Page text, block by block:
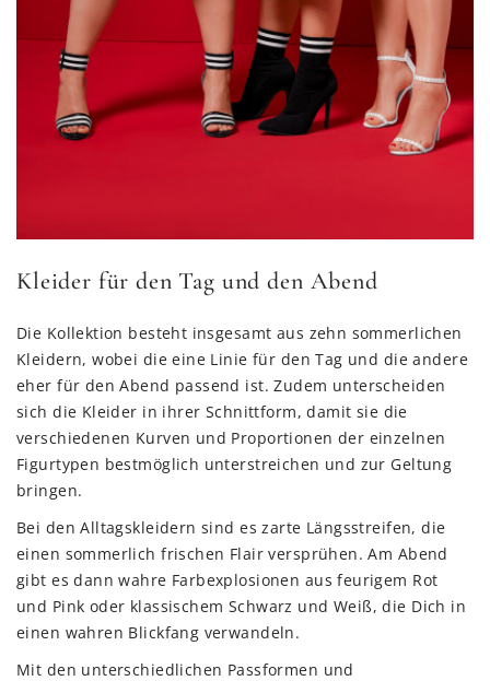
Kleider für den Tag und den Abend
Die Kollektion besteht insgesamt aus zehn sommerlichen
Kleidern, wobei die eine Linie für den Tag und die andere
eher für den Abend passend ist. Zudem unterscheiden
sich die Kleider in ihrer Schnittform, damit sie die
verschiedenen Kurven und Proportionen der einzelnen
Figurtypen bestmöglich unterstreichen und zur Geltung
bringen.
Bei den Alltagskleidern sind es zarte Längsstreifen, die
einen sommerlich frischen Flair versprühen. Am Abend
gibt es dann wahre Farbexplosionen aus feurigem Rot
und Pink oder klassischem Schwarz und Weiß, die Dich in
einen wahren Blickfang verwandeln.
Mit den unterschiedlichen Passformen und